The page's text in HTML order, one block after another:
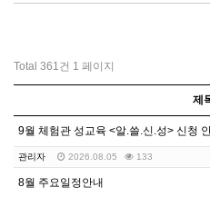
Total 361건 1 페이지
제
9월 체험관 성교육 <알.쓸.신.성> 신청
관리자 2026.08.05 133
8월 주요일정안내